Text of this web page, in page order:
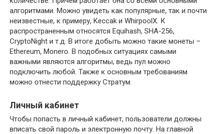
алгоритмами. Можно увидеть как популярные, так и почти
неизвестные, к примеру, Keccak и WhirpoolX. К
распространенным относятся Equihash, SHA-256,
CryptoNight и т.д. В итоге добыть можно такие монеты –
Ethereum, Monero. В подобных ситуациях самыми
важными являются алгоритмы, ведь пул можно
подключить любой. Также к основным требованиям
можно отнести поддержку Стратум.
Личный кабинет
Чтобы попасть в личный кабинет, пользователи должны
вписать свой пароль и электронную почту. На главной